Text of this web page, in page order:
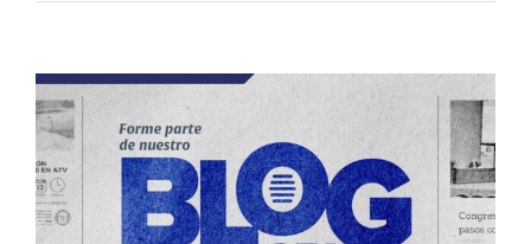
View
Larger
Image